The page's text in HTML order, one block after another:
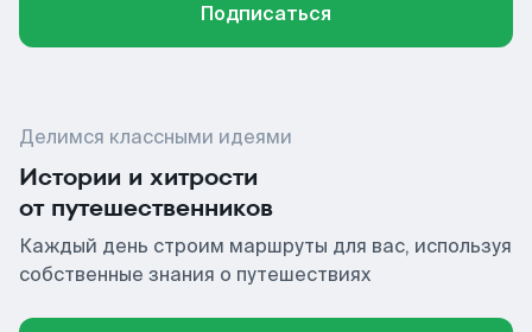
Подписаться
Делимся классными идеями
Истории и хитрости
от путешественников
Каждый день строим маршруты для вас, используя
собственные знания о путешествиях